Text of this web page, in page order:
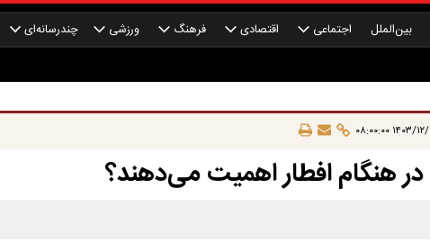
بین‌الملل اجتماعی اقتصادی فرهنگ ورزشی چندرسانه‌ای
۱۲/۱۶ ۰۸:۰۰:۰۰
هنگام افطار اهمیت می‌دهند؟